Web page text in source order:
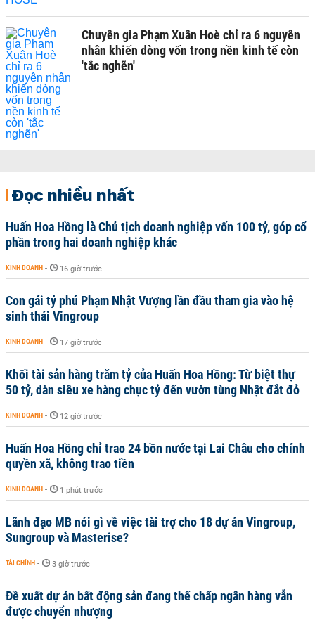
Chuyên gia Phạm Xuân Hoè chỉ ra 6 nguyên
nhân khiến dòng vốn trong nền kinh tế còn
'tắc nghẽn'
Đọc nhiều nhất
Huấn Hoa Hồng là Chủ tịch doanh nghiệp vốn 100 tỷ, góp cổ
phần trong hai doanh nghiệp khác
KINH DOANH - 16 giờ trước
Con gái tỷ phú Phạm Nhật Vượng lần đầu tham gia vào hệ
sinh thái Vingroup
KINH DOANH - 17 giờ trước
Khối tài sản hàng trăm tỷ của Huấn Hoa Hồng: Từ biệt thự
50 tỷ, dàn siêu xe hàng chục tỷ đến vườn tùng Nhật đắt đỏ
KINH DOANH - 12 giờ trước
Huấn Hoa Hồng chỉ trao 24 bồn nước tại Lai Châu cho chính
quyền xã, không trao tiền
KINH DOANH - 1 phút trước
Lãnh đạo MB nói gì về việc tài trợ cho 18 dự án Vingroup,
Sungroup và Masterise?
TÀI CHÍNH - 3 giờ trước
Đề xuất dự án bất động sản đang thế chấp ngân hàng vẫn
được chuyển nhượng